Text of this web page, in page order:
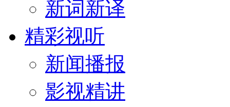
新词新译
精彩视听
新闻播报
影视精讲